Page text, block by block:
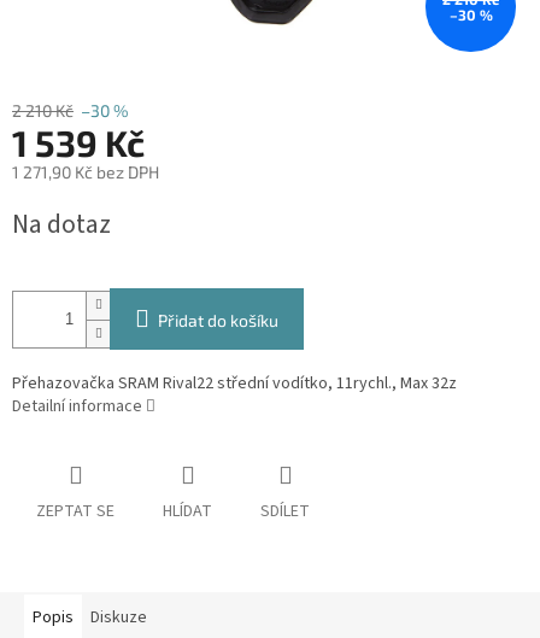
–30 %
2 210 Kč –30 %
1 539 Kč
1 271,90 Kč bez DPH
cena:
Na dotaz
Přidat do košíku
Přehazovačka SRAM Rival22 střední vodítko, 11rychl., Max 32z
Detailní informace
ZEPTAT SE HLÍDAT SDÍLET
Popis Diskuze